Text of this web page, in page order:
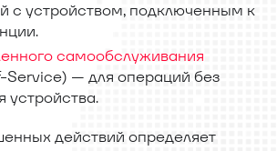
с устройством, подключенным к
самообслуживания
Service) — для операций без
устройства.
действий определяет